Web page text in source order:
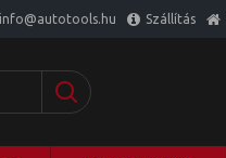
info@autotools.hu Szállítás